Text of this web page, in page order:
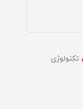
تکنولوژی